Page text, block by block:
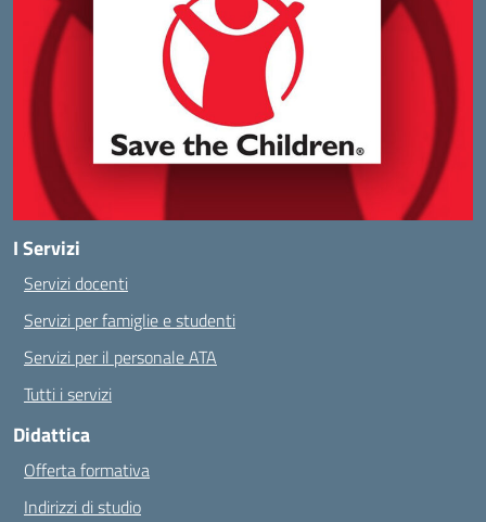
I Servizi
Servizi docenti
Servizi per famiglie e studenti
Servizi per il personale ATA
Tutti i servizi
Didattica
Offerta formativa
Indirizzi di studio